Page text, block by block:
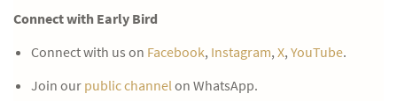
Connect with Early Bird
Connect with us on Facebook, Instagram, X, YouTube.
Join our public channel on WhatsApp.